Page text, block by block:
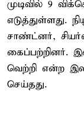
முடிவில் 9
எடுத்துள்ளது.
சாண்ட்னர்,
கைப்பற்றினர்.
வெற்றி என்ற
செய்தது.